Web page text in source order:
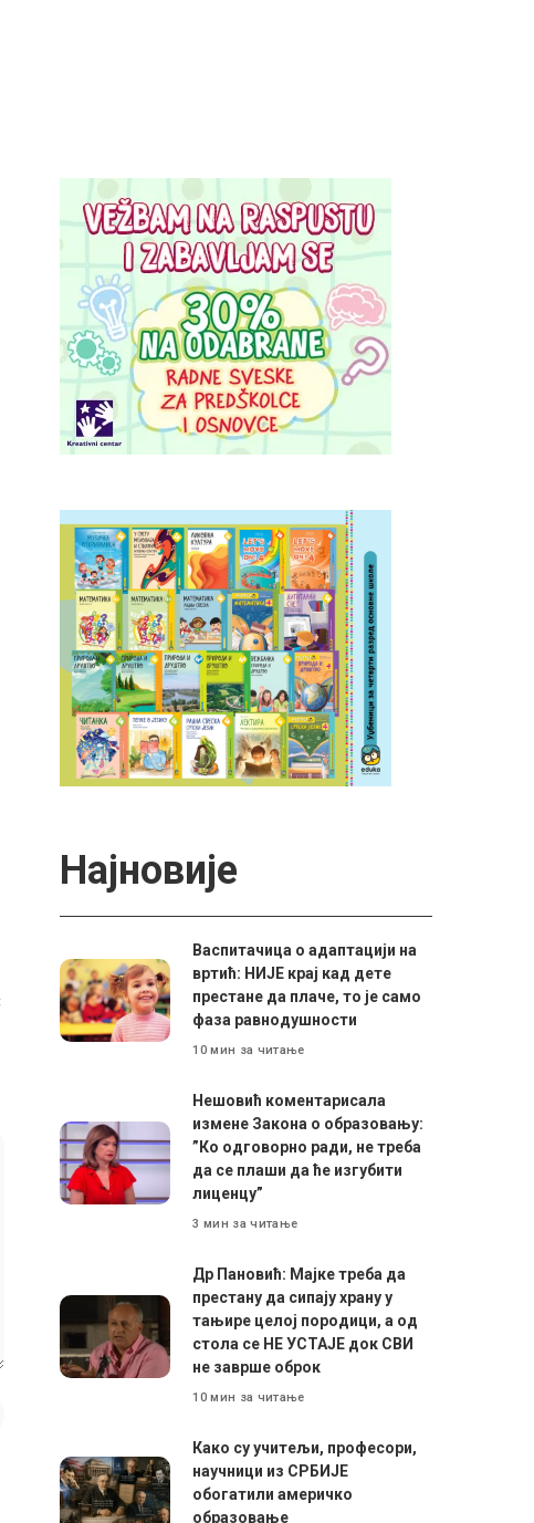
Најновије
Васпитачица о адаптацији на
вртић: НИЈЕ крај кад дете
престане да плаче, то је само
фаза равнодушности
10 мин за читање
Нешовић коментарисала
измене Закона о образовању:
”Ко одговорно ради, не треба
да се плаши да ће изгубити
лиценцу”
3 мин за читање
Др Пановић: Мајке треба да
престану да сипају храну у
тањире целој породици, а од
стола се НЕ УСТАЈЕ док СВИ
не заврше оброк
10 мин за читање
Како су учитељи, професори,
научници из СРБИЈЕ
обогатили америчко
образовање